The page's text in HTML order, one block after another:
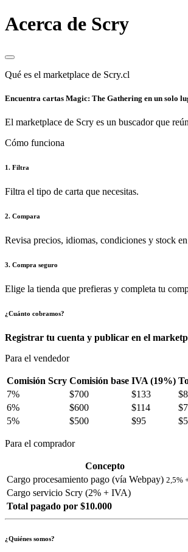
Acerca de Scry
Qué es el marketplace de Scry.cl
Encuentra cartas Magic: The Gathering en un solo
El marketplace de Scry es un buscador que
Cómo funciona
1. Filtra
Filtra el tipo de carta que necesitas.
2. Compara
Revisa precios, idiomas, condiciones y stock
3. Compra seguro
Elige la tienda que prefieras y completa tu
¿Cuánto cobramos?
Registrar tu cuenta y publicar en el
Para el vendedor
Comisión Scry Comisión base IVA (19%)
7%
$700 $133
6%
$600 $114
5%
$500 $95
Para el comprador
Concepto
Cargo procesamiento pago (vía Webpay) 2,5%
Cargo servicio Scry (2% + IVA)
Total pagado por $10.000
¿Quiénes somos?